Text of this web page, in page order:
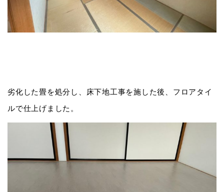
劣化した畳を処分し、床下地工事を施した後、フロアタイ
ルで仕上げました。